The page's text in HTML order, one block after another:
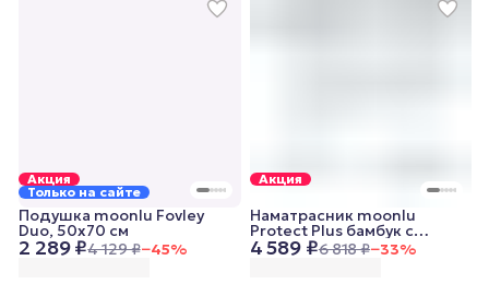
Акция
Только на сайте
2 289 ₽4 129 ₽−45%
Подушка moonlu Fovley
Duo, 50x70 см
Акция
4 589 ₽6 818 ₽−33%
Наматрасник moonlu
Protect Plus бамбук c
бортом, 200x200 cм